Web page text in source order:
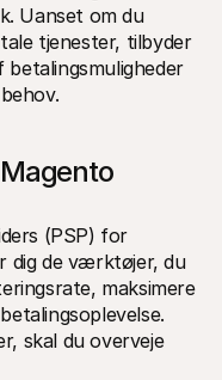
Uanset om du
tjenester, tilbyder
(PSP) for
dig de værktøjer, du
maksimere
skal du overveje